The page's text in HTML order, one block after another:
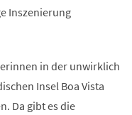
Inszenierung
in der unwirklich
Insel Boa Vista
Da gibt es die